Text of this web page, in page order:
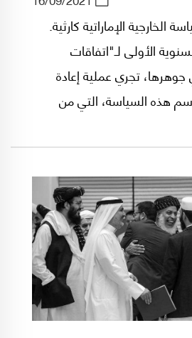
الخارجية الإماراتية كارثية.
الأولى لـ"اتفاقات
جوهرها، تجري عملية إعادة
هذه السياسة، التي من
بحسب ما يشرح في هذا
مؤسس ورئيس تحرير موقع
لندن) والذي يحظى بدعم